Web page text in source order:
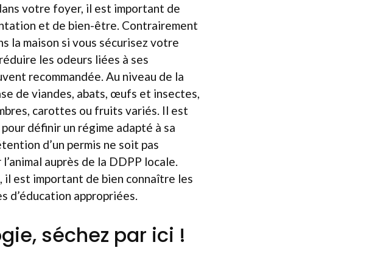
votre foyer, il est important de
et de bien-être. Contrairement
la maison si vous sécurisez votre
les odeurs liées à ses
recommandée. Au niveau de la
de viandes, abats, œufs et insectes,
carottes ou fruits variés. Il est
définir un régime adapté à sa
d’un permis ne soit pas
auprès de la DDPP locale.
il est important de bien connaître les
d’éducation appropriées.
séchez par ici !